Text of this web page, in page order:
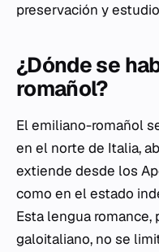
preservación y
¿Dónde se
romañol?
El emiliano-romañol
en el norte de Italia,
extiende desde los
como en el estado
Esta lengua
galoitaliano, no se